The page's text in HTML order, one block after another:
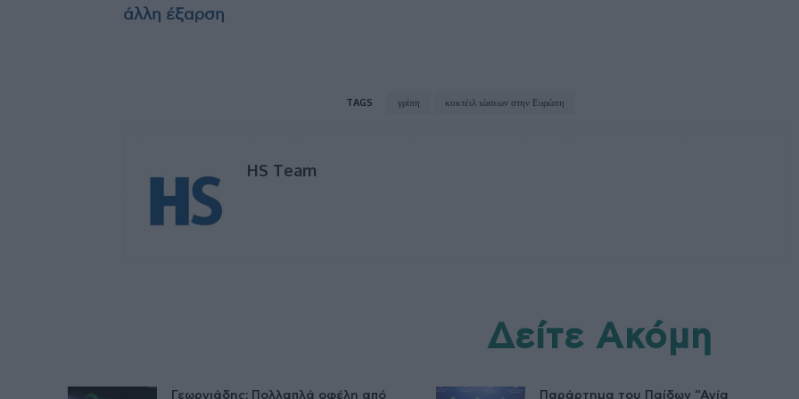
άλλη έξαρση
TAGS γρίπη κοκτέιλ ιώσεων στην Ευρώπη
HS Team
Δείτε Ακόμη
Γεωργιάδης: Πολλαπλά οφέλη από Παράρτημα του Παίδων “Αγία